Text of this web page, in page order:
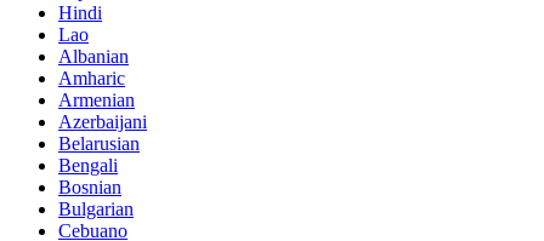
Hindi
Lao
Albanian
Amharic
Armenian
Azerbaijani
Belarusian
Bengali
Bosnian
Bulgarian
Cebuano